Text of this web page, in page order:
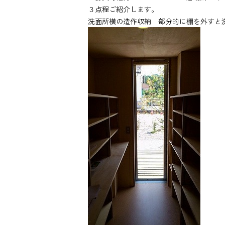
３点程ご紹介します。
洗面所横の造作収納 部分的に棚を外すと